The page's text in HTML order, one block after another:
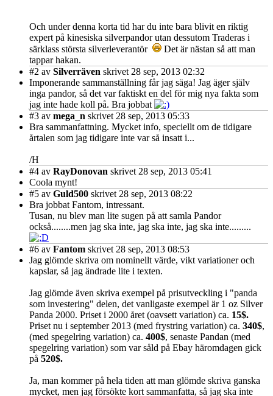
Och under denna korta tid har du inte bara blivit en riktig
expert på kinesiska silverpandor utan dessutom Traderas i
särklass största silverleverantör
Det är nästan så att man
tappar hakan.
#2 av Silverräven skrivet 28 sep, 2013 02:32
Imponerande sammanställning får jag säga! Jag äger själv
inga pandor, så det var faktiskt en del för mig nya fakta som
jag inte hade koll på. Bra jobbat
#3 av mega_n skrivet 28 sep, 2013 05:33
Bra sammanfattning. Mycket info, speciellt om de tidigare
årtalen som jag tidigare inte var så insatt i...
/H
#4 av RayDonovan skrivet 28 sep, 2013 05:41
Coola mynt!
#5 av Guld500 skrivet 28 sep, 2013 08:22
Bra jobbat Fantom, intressant.
Tusan, nu blev man lite sugen på att samla Pandor
också........men jag ska inte, jag ska inte, jag ska inte.........
#6 av Fantom skrivet 28 sep, 2013 08:53
Jag glömde skriva om nominellt värde, vikt variationer och
kapslar, så jag ändrade lite i texten.
Jag glömde även skriva exempel på prisutveckling i "panda
som investering" delen, det vanligaste exempel är 1 oz Silver
Panda 2000. Priset i 2000 året (oavsett variation) ca. 15$.
Priset nu i september 2013 (med frystring variation) ca. 340$,
(med spegelring variation) ca. 400$, senaste Pandan (med
spegelring variation) som var såld på Ebay häromdagen gick
på 520$.
Ja, man kommer på hela tiden att man glömde skriva ganska
mycket, men jag försökte kort sammanfatta, så jag ska inte